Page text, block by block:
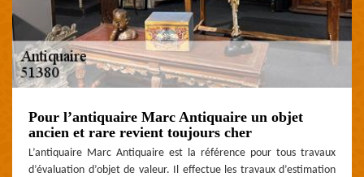
Pour l’antiquaire Marc Antiquaire un objet
ancien et rare revient toujours cher
L’antiquaire Marc Antiquaire est la référence pour tous travaux
d’évaluation d’objet de valeur. Il effectue les travaux d’estimation